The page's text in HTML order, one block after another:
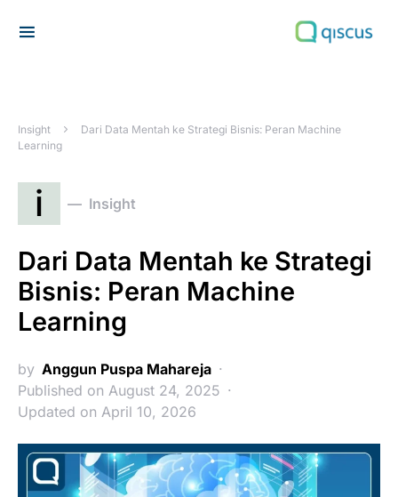
Insight
Dari Data Mentah ke Strategi Bisnis: Peran Machine
Learning
i Insight
Dari Data Mentah ke Strategi
Bisnis: Peran Machine
Learning
by Anggun Puspa Mahareja
Published on August 24, 2025
Updated on April 10, 2026